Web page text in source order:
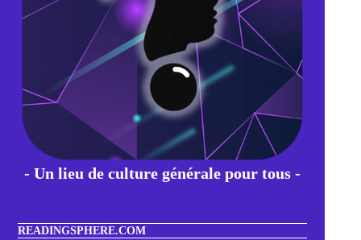
- Un lieu de culture générale pour tous -
READINGSPHERE.COM